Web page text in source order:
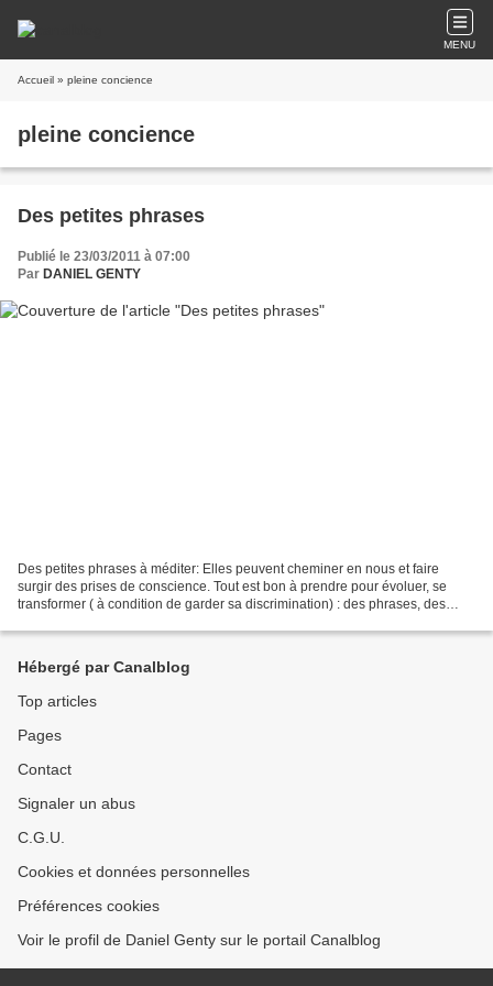
MENU
Accueil » pleine concience
pleine concience
Des petites phrases
Publié le 23/03/2011 à 07:00
Par DANIEL GENTY
Des petites phrases à méditer: Elles peuvent cheminer en nous et faire
surgir des prises de conscience. Tout est bon à prendre pour évoluer, se
transformer ( à condition de garder sa discrimination) : des phrases, des
Hébergé par Canalblog
Top articles
Pages
Contact
Signaler un abus
C.G.U.
Cookies et données personnelles
Préférences cookies
Voir le profil de Daniel Genty sur le portail Canalblog